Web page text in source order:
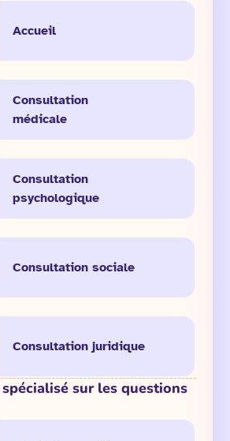
Accueil
Consultation
médicale
Consultation
psychologique
Consultation sociale
Consultation juridique
sur les questions